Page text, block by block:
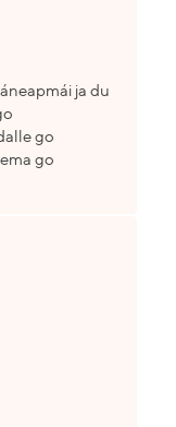
ja du
go
go